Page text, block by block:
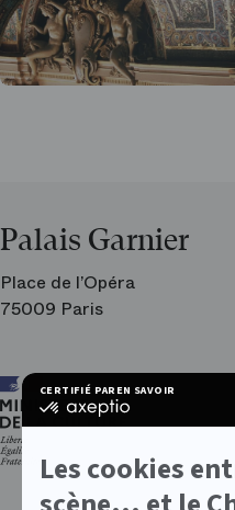
CERTIFIÉ PAR EN SAVOIR PLUS SUR
certifié
En
Les cookies
Palais Garnier
Place de l’Opéra
75009 Paris